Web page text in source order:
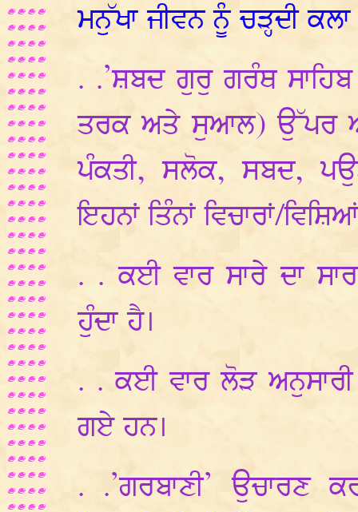
ਮਨੁੱਖਾ ਜੀਵਨ ਨੂੰ ਚੜ੍ਹਦੀ
. .’ਸ਼ਬਦ ਗੁਰੁ ਗਰੰਥ
ਤਰਕ ਅਤੇ ਸੁਆਲ) ਉੱਪਰ
ਪੰਕਤੀ, ਸਲੋਕ, ਸਬਦ,
ਇਹਨਾਂ ਤਿੰਨਾਂ ਵਿਚਾਰਾਂ/
. . ਕਈ ਵਾਰ ਸਾਰੇ ਦਾ
ਹੁੰਦਾ ਹੈ।
. . ਕਈ ਵਾਰ ਲੋੜ ਅਨੁਸਾਰੀ
ਗਏ ਹਨ।
. .’ਗਰਬਾਣੀ’